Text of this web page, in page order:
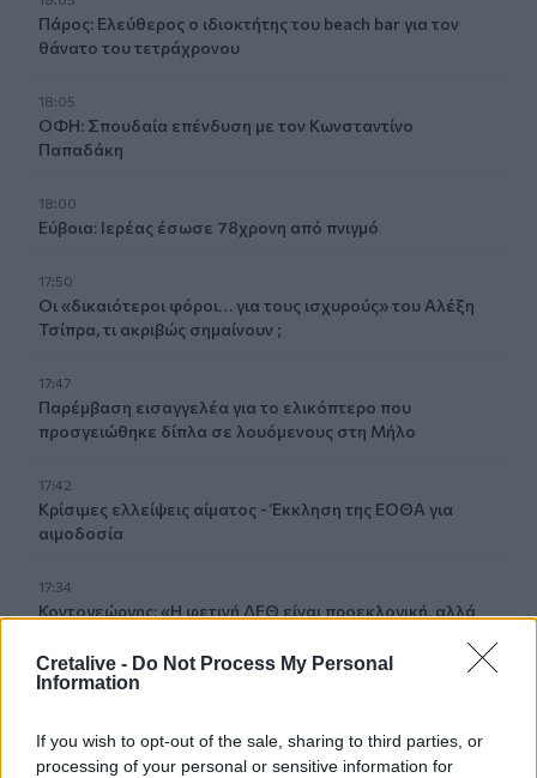
Cretalive - Do Not Process My Personal
Information
If you wish to opt-out of the sale, sharing to third parties, or
processing of your personal or sensitive information for
Πάρος: Ελεύθερος ο ιδιοκτήτης του beach bar για τον
θάνατο του τετράχρονου
18:05
ΟΦΗ: Σπουδαία επένδυση με τον Κωνσταντίνο
Παπαδάκη
18:00
Εύβοια: Ιερέας έσωσε 78χρονη από πνιγμό
17:50
Οι «δικαιότεροι φόροι… για τους ισχυρούς» του Αλέξη
Τσίπρα, τι ακριβώς σημαίνουν ;
17:47
Παρέμβαση εισαγγελέα για το ελικόπτερο που
προσγειώθηκε δίπλα σε λουόμενους στη Μήλο
17:42
Κρίσιμες ελλείψεις αίματος - Έκκληση της ΕΟΘΑ για
αιμοδοσία
17:34
Κοντογεώργης: «Η φετινή ΔΕΘ είναι προεκλογική, αλλά
17:33
17:20